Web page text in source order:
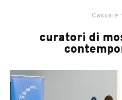
Casuale
curatori di